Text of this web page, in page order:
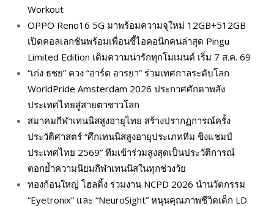
Workout
OPPO Reno16 5G มาพร้อมความจุใหม่ 12GB+512GB
เปิดคอลเลกชันพร้อมเพื่อนซี้ไอคอนิกคนล่าสุด Pingu
Limited Edition เติมความน่ารักทุกโมเมนต์ เริ่ม 7 ส.ค. 69
“เก่ง ธชย” ควง “อาร์ต อารยา” ร่วมเทศกาลระดับโลก
WorldPride Amsterdam 2026 ประกาศศักดาพลัง
ประเทศไทยสู่สายตาชาวโลก
สมาคมกีฬาเทนนิสสูงอายุไทย สร้างปรากฏการณ์ครั้ง
ประวัติศาสตร์ “ศึกเทนนิสสูงอายุประเภททีม ชิงแชมป์
ประเทศไทย 2569” ทีมเข้าร่วมสูงสุดเป็นประวัติการณ์
ตอกย้ำความนิยมกีฬาเทนนิสในทุกช่วงวัย
ทองก้อนใหญ่ โฮลดิ้ง ร่วมงาน NCPD 2026 นำนวัตกรรม
“Eyetronix” และ “NeuroSight” หนุนคุณภาพชีวิตเด็ก LD